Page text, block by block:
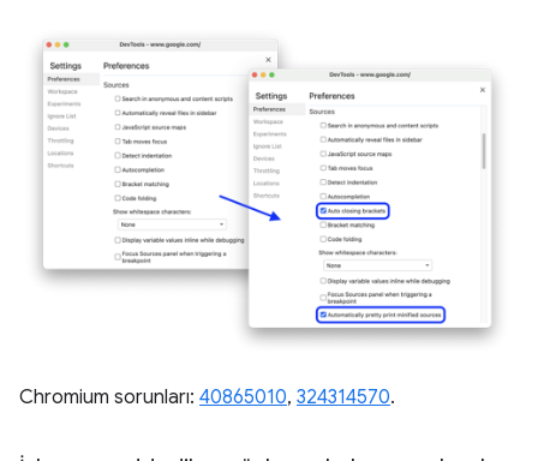
Chromium sorunları: 40865010, 324314570.